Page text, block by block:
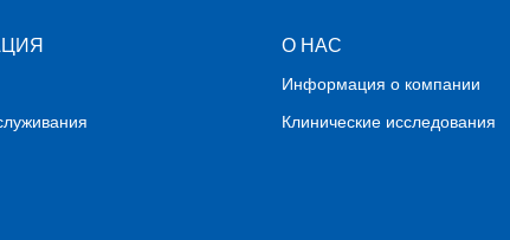
О НАС
Информация о компании
Клинические исследования